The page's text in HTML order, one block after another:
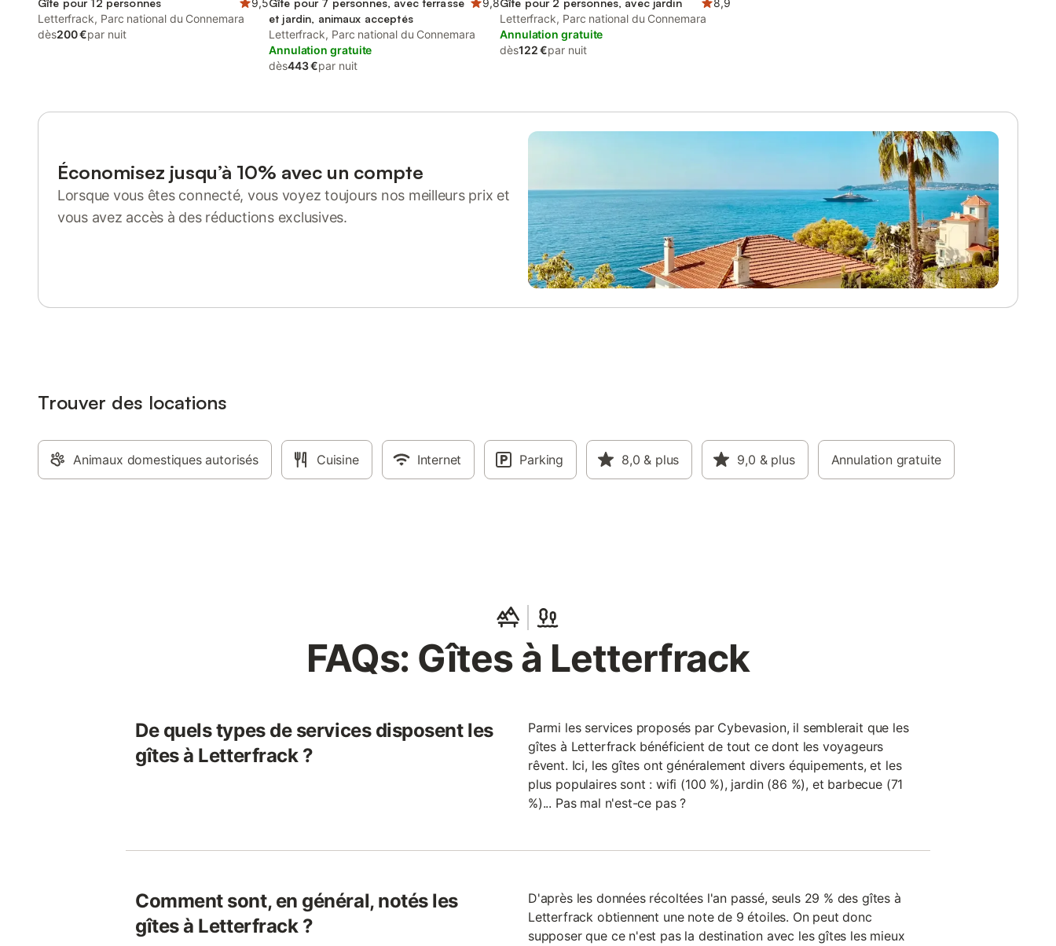
Gîte pour 12 personnes
9,5
Letterfrack, Parc national du Connemara
dès200 €par nuit
Gîte pour 7 personnes, avec terrasse
et jardin, animaux acceptés
9,8
Letterfrack, Parc national du Connemara
Annulation gratuite
dès443 €par nuit
Gîte pour 2 personnes, avec jardin
8,9
Letterfrack, Parc national du Connemara
Annulation gratuite
dès122 €par nuit
Économisez jusqu’à 10% avec un compte
Lorsque vous êtes connecté, vous voyez toujours nos meilleurs prix et
vous avez accès à des réductions exclusives.
Trouver des locations
Animaux domestiques autorisés Cuisine Internet Parking 8,0 & plus 9,0 & plus Annulation gratuite
FAQs: Gîtes à Letterfrack
De quels types de services disposent les
gîtes à Letterfrack ?
Parmi les services proposés par Cybevasion, il semblerait que les
gîtes à Letterfrack bénéficient de tout ce dont les voyageurs
rêvent. Ici, les gîtes ont généralement divers équipements, et les
plus populaires sont : wifi (100 %), jardin (86 %), et barbecue (71
%)... Pas mal n'est-ce pas ?
Comment sont, en général, notés les
gîtes à Letterfrack ?
D'après les données récoltées l'an passé, seuls 29 % des gîtes à
Letterfrack obtiennent une note de 9 étoiles. On peut donc
supposer que ce n'est pas la destination avec les gîtes les mieux